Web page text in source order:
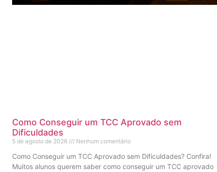
Como Conseguir um TCC Aprovado sem
Dificuldades
5 de agosto de 2026 Nenhum comentário
Como Conseguir um TCC Aprovado sem Dificuldades? Confira!
Muitos alunos querem saber como conseguir um TCC aprovado